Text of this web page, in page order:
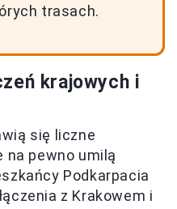
trasach.
krajowych i
się liczne
na pewno umilą
Podkarpacia
z Krakowem i